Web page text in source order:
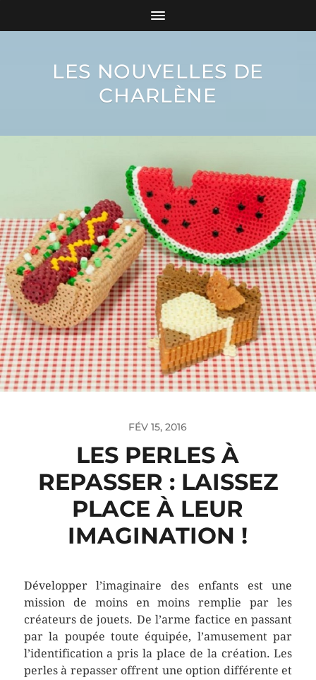
LES NOUVELLES DE
CHARLÈNE
FÉV 15, 2016
LES PERLES À
REPASSER : LAISSEZ
PLACE À LEUR
IMAGINATION !
Développer l’imaginaire des enfants est une
mission de moins en moins remplie par les
créateurs de jouets. De l’arme factice en passant
par la poupée toute équipée, l’amusement par
l’identification a pris la place de la création. Les
perles à repasser offrent une option différente et